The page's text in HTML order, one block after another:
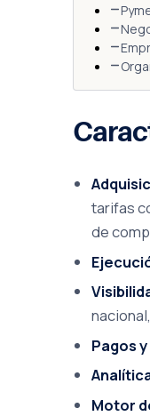
tarifas
de
Pagos
Motor